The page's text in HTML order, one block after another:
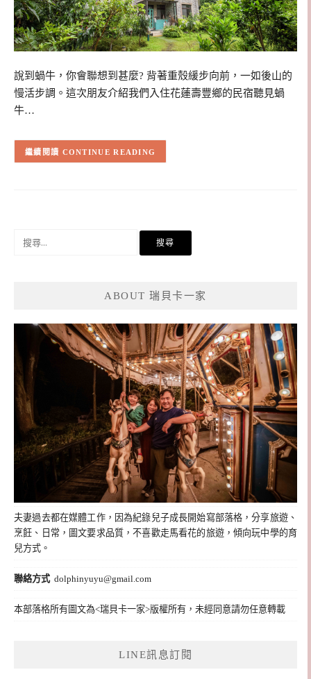
說到蝸牛，你會聯想到甚麼? 背著重殼緩步向前，一如後山的
慢活步調。這次朋友介紹我們入住花蓮壽豐鄉的民宿聽見蝸
牛…
CONTINUE READING
ABOUT 瑞貝卡一家
夫妻過去都在媒體工作，因為紀錄兒子成長開始寫部落格，分享旅遊、
烹飪、日常，圖文要求品質，不喜歡走馬看花的旅遊，傾向玩中學的育
兒方式。
聯絡方式 dolphinyuyu@gmail.com
本部落格所有圖文為<瑞貝卡一家>版權所有，未經同意請勿任意轉載
LINE訊息訂閱